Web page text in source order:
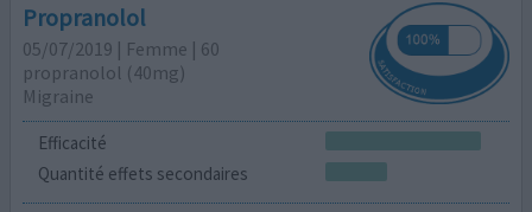
Propranolol
05/07/2019 | Femme | 60
propranolol (40mg)
Migraine
Efficacité
Quantité effets secondaires